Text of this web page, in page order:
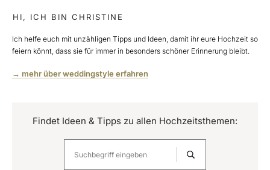
HI, ICH BIN CHRISTINE
Ich helfe euch mit unzähligen Tipps und Ideen, damit ihr eure Hochzeit so
feiern könnt, dass sie für immer in besonders schöner Erinnerung bleibt.
→ mehr über weddingstyle erfahren
Findet Ideen & Tipps zu allen Hochzeitsthemen: